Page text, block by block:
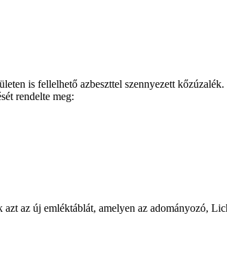
is fellelhető azbeszttel szennyezett kőzúzalék.
rendelte meg:
az új emléktáblát, amelyen az adományozó,